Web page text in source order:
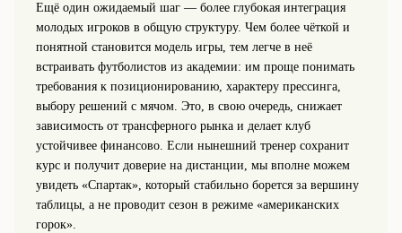
Ещё один ожидаемый шаг — более глубокая интеграция
молодых игроков в общую структуру. Чем более чёткой и
понятной становится модель игры, тем легче в неё
встраивать футболистов из академии: им проще понимать
требования к позиционированию, характеру прессинга,
выбору решений с мячом. Это, в свою очередь, снижает
зависимость от трансферного рынка и делает клуб
устойчивее финансово. Если нынешний тренер сохранит
курс и получит доверие на дистанции, мы вполне можем
увидеть «Спартак», который стабильно борется за вершину
таблицы, а не проводит сезон в режиме «американских
горок».